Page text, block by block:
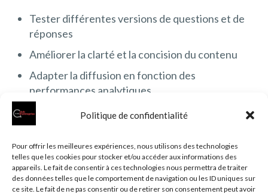
Politique de confidentialité
Pour offrir les meilleures expériences, nous utilisons des technologies
telles que les cookies pour stocker et/ou accéder aux informations des
appareils. Le fait de consentir à ces technologies nous permettra de traiter
des données telles que le comportement de navigation ou les ID uniques sur
ce site. Le fait de ne pas consentir ou de retirer son consentement peut avoir
Tester différentes versions de questions et de
réponses
Améliorer la clarté et la concision du contenu
Adapter la diffusion en fonction des
performances analytiques
Par exemple, un quiz basé sur « Quel personnage de
ajoutant des questions plus personnalisées ou en
diversifiant les résultats proposés, augmentant ainsi
l’engagement et le partage.